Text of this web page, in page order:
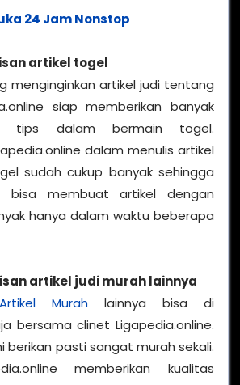
24 Jam Nonstop
artikel togel
menginginkan artikel judi tentang
siap memberikan banyak
tips dalam bermain togel.
dalam menulis artikel
sudah cukup banyak sehingga
bisa membuat artikel dengan
hanya dalam waktu beberapa
artikel judi murah lainnya
Murah lainnya bisa di
bersama clinet Ligapedia.online.
berikan pasti sangat murah sekali.
memberikan kualitas